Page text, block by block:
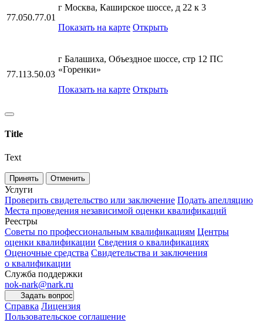
77.050.77.01
г Москва, Каширское шоссе, д 22 к 3
Показать на карте Открыть
77.113.50.03
г Балашиха, Объездное шоссе, стр 12 ПС
«Горенки»
Показать на карте Открыть
Title
Text
Принять Отменить
Услуги
Проверить свидетельство или заключение Подать апелляцию
Места проведения независимой оценки квалификаций
Реестры
Советы по профессиональным квалификациям Центры
оценки квалификации Сведения о квалификациях
Оценочные средства Свидетельства и заключения
о квалификации
Служба поддержки
nok-nark@nark.ru
Задать вопрос
Справка Лицензия
Пользовательское соглашение